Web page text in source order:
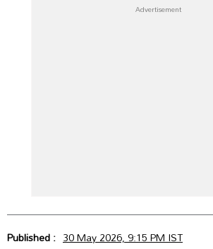
Published : 30 May 2026, 9:15 PM IST